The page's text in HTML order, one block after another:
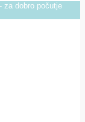
za dobro počutje